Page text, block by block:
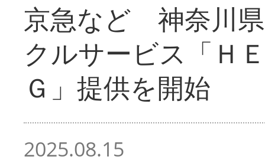
京急など 神奈川
クルサービス「Ｈ
Ｇ」提供を開始
2025.08.15